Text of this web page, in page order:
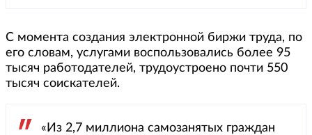
С момента создания электронной биржи труда, по
его словам, услугами воспользовались более 95
тысяч работодателей, трудоустроено почти 550
тысяч соискателей.
«Из 2,7 миллиона самозанятых граждан